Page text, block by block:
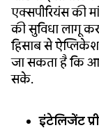
एक्सपीरियंस की
की सुविधा लागू
हिसाब से
जा सकता है कि
सके.
इंटेलिजेंट